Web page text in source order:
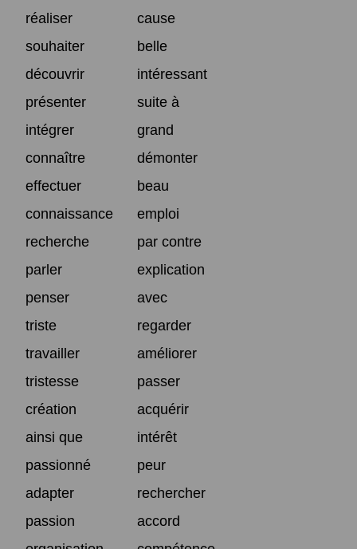
réaliser
cause
souhaiter
belle
découvrir
intéressant
présenter
suite à
intégrer
grand
connaître
démonter
effectuer
beau
connaissance
emploi
recherche
par contre
parler
explication
penser
avec
triste
regarder
travailler
améliorer
tristesse
passer
création
acquérir
ainsi que
intérêt
passionné
peur
adapter
rechercher
passion
accord